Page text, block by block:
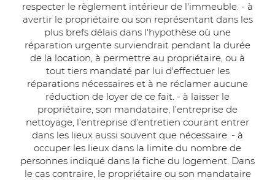
respecter le règlement intérieur de l'immeuble. - à
avertir le propriétaire ou son représentant dans les
plus brefs délais dans l'hypothèse où une
réparation urgente surviendrait pendant la durée
de la location, à permettre au propriétaire, ou à
tout tiers mandaté par lui d'effectuer les
réparations nécessaires et à ne réclamer aucune
réduction de loyer de ce fait. - à laisser le
propriétaire, son mandataire, l’entreprise de
nettoyage, l’entreprise d’entretien courant entrer
dans les lieux aussi souvent que nécessaire. - à
occuper les lieux dans la limite du nombre de
personnes indiqué dans la fiche du logement. Dans
le cas contraire, le propriétaire ou son mandataire